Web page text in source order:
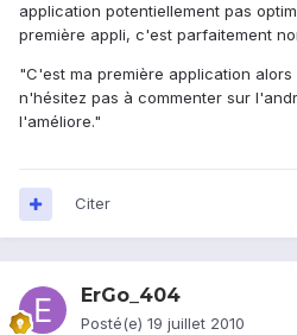
application potentiellement pas
première appli, c'est parfaitement
"C'est ma première application
n'hésitez pas à commenter sur
l'améliore."
Citer
ErGo_404
Posté(e) 19 juillet 2010